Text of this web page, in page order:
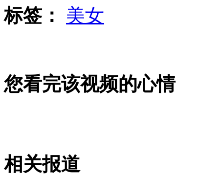
意大利银行家巴西遭劫遇害
伦敦奥运会各国旗手争奇斗艳
山西运城恶犬咬伤多人 警民合力深夜将其击毙
标签：
美女
您看完该视频的心情
相关报道